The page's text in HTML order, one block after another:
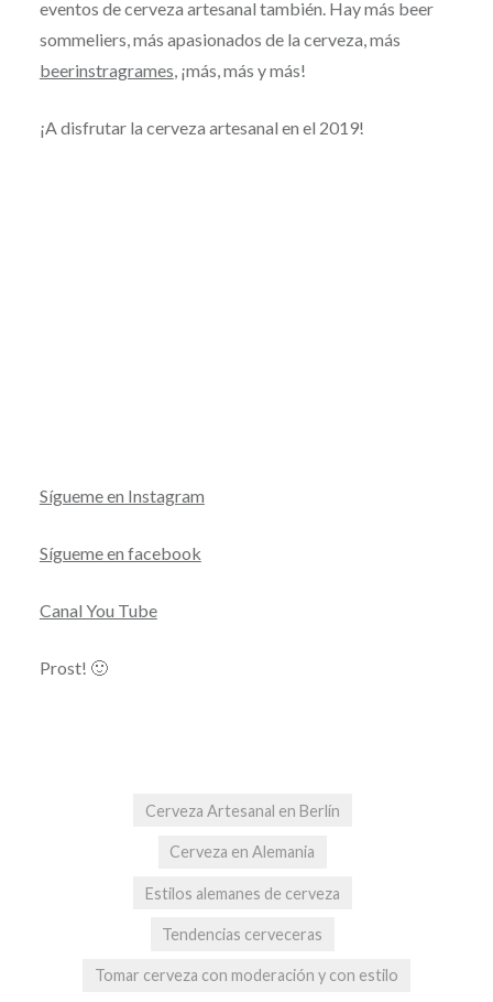
eventos de cerveza artesanal también. Hay más beer
sommeliers, más apasionados de la cerveza, más
beerinstragrames , ¡más, más y más!
¡A disfrutar la cerveza artesanal en el 2019!
Sígueme en Instagram
Sígueme en facebook
Canal You Tube
Prost! 🙂
Cerveza Artesanal en Berlín
Cerveza en Alemania
Estilos alemanes de cerveza
Tendencias cerveceras
Tomar cerveza con moderación y con estilo